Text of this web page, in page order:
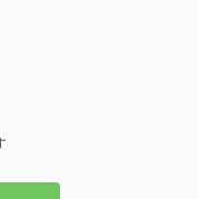
季節の移ろいを感じる時
ェディング日和でした